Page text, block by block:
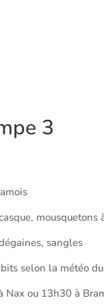
3
sangles
selon la météo
Nax ou 13h30 à